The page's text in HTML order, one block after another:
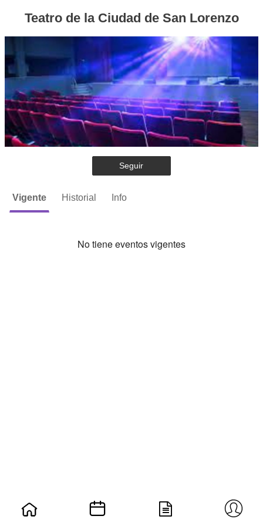
Teatro de la Ciudad de San Lorenzo
Seguir
Vigente Historial Info
No tiene eventos vigentes